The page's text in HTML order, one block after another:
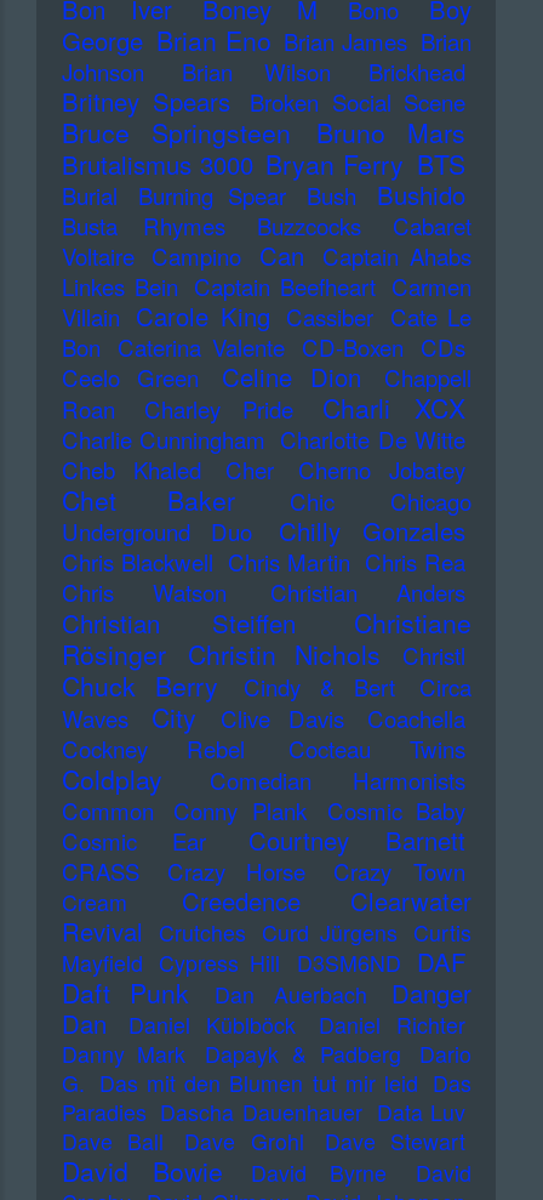
Bon Iver Boney M Bono
Boy
George Brian Eno Brian James Brian
Johnson
Brian Wilson Brickhead
Britney Spears Broken Social Scene
Bruce Springsteen Bruno Mars
Brutalismus 3000 Bryan Ferry BTS
Burial Burning Spear Bush Bushido
Busta Rhymes Buzzcocks
Cabaret
Voltaire Campino Can
Captain Ahabs
Linkes Bein Captain Beefheart Carmen
Villain Carole King Cassiber Cate Le
Bon
Caterina Valente CD-Boxen
CDs
Ceelo Green
Celine Dion
Chappell
Roan
Charley Pride Charli XCX
Charlie Cunningham Charlotte De Witte
Cheb Khaled
Cher Cherno Jobatey
Chet Baker Chic
Chicago
Underground Duo
Chilly Gonzales
Chris Blackwell Chris Martin Chris Rea
Chris Watson
Christian Anders
Christian Steiffen
Christiane
Rösinger
Christin Nichols Christl
Chuck Berry Cindy & Bert
Circa
Waves
City Clive Davis
Coachella
Cockney Rebel
Cocteau Twins
Coldplay
Comedian Harmonists
Common
Conny Plank
Cosmic Baby
Cosmic Ear
Courtney Barnett
CRASS Crazy Horse Crazy Town
Cream
Creedence Clearwater
Revival
Crutches Curd Jürgens Curtis
Mayfield Cypress Hill D3SM6ND DAF
Daft Punk Dan Auerbach
Danger
Dan
Daniel Küblböck
Daniel Richter
Danny Mark
Dapayk & Padberg
Dario
G. Das mit den Blumen tut mir leid Das
Paradies Dascha Dauenhauer Data Luv
Dave Ball
Dave Grohl Dave Stewart
David Bowie David Byrne
David